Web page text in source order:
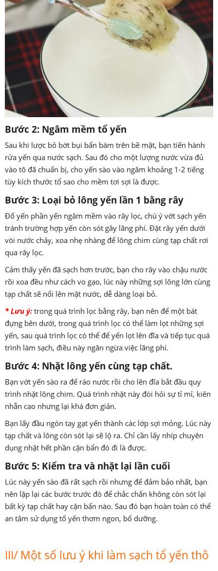
Bước 2: Ngâm mềm tổ yến
Sau khi lược bỏ bớt bụi bẩn bám trên bề mặt, bạn tiến hành
rửa yến qua nước sạch. Sau đó cho một lượng nước vừa đủ
vào tô đã chuẩn bị, cho yến sào vào ngâm khoảng 1-2 tiếng
tùy kích thước tổ sao cho mềm tơi sợi là được.
Bước 3: Loại bỏ lông yến lần 1 bằng rây
Đổ yến phần yến ngâm mềm vào rây lọc, chú ý vớt sạch yến
tránh trường hợp yến còn sót gây lãng phí. Đặt rây yến dưới
vòi nước chảy, xoa nhẹ nhàng để lông chim cùng tạp chất rơi
qua rây lọc.
Cảm thấy yến đã sạch hơn trước, bạn cho rây vào chậu nước
rồi xoa đều như cách vo gạo, lúc này những sợi lông lớn cùng
tạp chất sẽ nổi lên mặt nước, dễ dàng loại bỏ.
* Lưu ý: trong quá trình lọc bằng rây, bạn nên để một bát
đựng bên dưới, trong quá trình lọc có thể làm lọt những sợi
yến, sau quá trình lọc có thể để yến lọt lên đĩa và tiếp tục quá
trình làm sạch, điều này ngăn ngừa việc lãng phí.
Bước 4: Nhặt lông yến cùng tạp chất.
Bạn vớt yến sào ra để ráo nước rồi cho lên đĩa bắt đầu quy
trình nhặt lông chim. Quá trình nhặt này đòi hỏi sự tỉ mỉ, kiên
nhẫn cao nhưng lại khá đơn giản.
Bạn lấy đầu ngón tay gạt yến thành các lớp sợi mỏng. Lúc này
tạp chất và lông còn sót lại sẽ lộ ra. Chỉ cần lấy nhíp chuyên
dụng nhặt hết phần cặn bẩn đó đi là được.
Bước 5: Kiểm tra và nhặt lại lần cuối
Lúc này yến sào đã rất sạch rồi nhưng để đảm bảo nhất, bạn
nên lặp lại các bước trước đó để chắc chắn không còn sót lại
bất kỳ tạp chất hay cặn bẩn nào. Sau đó bạn hoàn toàn có thể
an tâm sử dụng tổ yến thơm ngon, bổ dưỡng.
III/ Một số lưu ý khi làm sạch tổ yến thô